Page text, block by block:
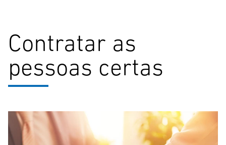
Contratar as
pessoas certas